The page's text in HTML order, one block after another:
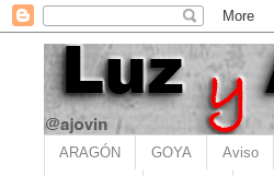
ARAGÓN GOYA Aviso